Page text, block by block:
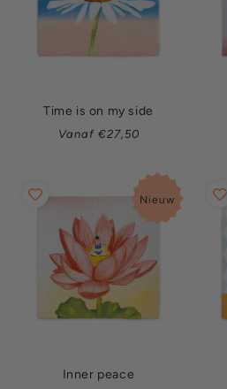
Time is on my side
Normale
Vanaf €27,50
Nieuw
Inner peace